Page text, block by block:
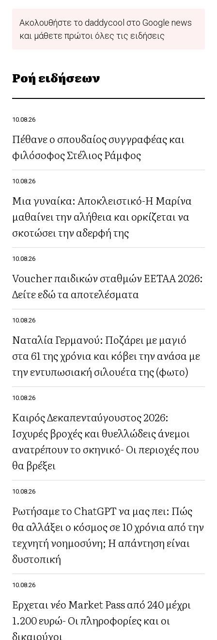
Ακολουθήστε το daddycool στο Google news
και μάθετε πρώτοι όλες τις ειδήσεις
Ροή ειδήσεων
10.08.26
Πέθανε ο σπουδαίος συγγραφέας και
φιλόσοφος Στέλιος Ράμφος
10.08.26
Μια γυναίκα: Αποκλειστικό-Η Μαρίνα
μαθαίνει την αλήθεια και ορκίζεται να
σκοτώσει την αδερφή της
10.08.26
Voucher παιδικών σταθμών ΕΕΤΑΑ 2026:
Δείτε εδώ τα αποτελέσματα
10.08.26
Ναταλία Γερμανού: Ποζάρει με μαγιό
στα 61 της χρόνια και κόβει την ανάσα με
την εντυπωσιακή σιλουέτα της (φωτο)
10.08.26
Καιρός Δεκαπενταύγουστος 2026:
Ισχυρές βροχές και θυελλώδεις άνεμοι
ανατρέπουν το σκηνικό- Οι περιοχές που
θα βρέξει
10.08.26
Ρωτήσαμε το ChatGPT να μας πει: Πώς
θα αλλάξει ο κόσμος σε 10 χρόνια από την
τεχνητή νοημοσύνη; Η απάντηση είναι
δυστοπική
10.08.26
Έρχεται νέο Market Pass από 240 μέχρι
1.200 ευρώ- Οι πληροφορίες και οι
δικαιούχοι